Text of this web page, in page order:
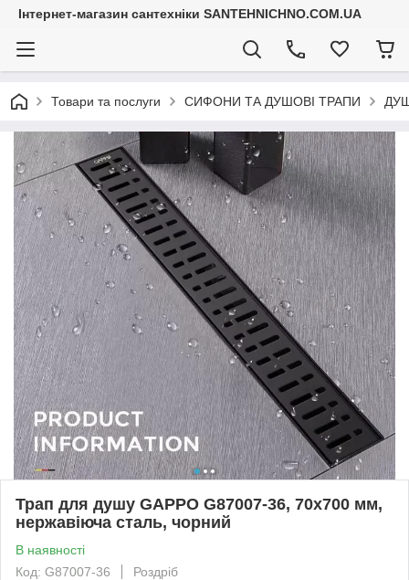
Інтернет-магазин сантехніки SANTEHNICHNO.COM.UA
Товари та послуги СИФОНИ ТА ДУШОВІ ТРАПИ
Трап для душу GAPPO G87007-36, 70х700 мм,
нержавіюча сталь, чорний
В наявності
Код: G87007-36
Роздріб